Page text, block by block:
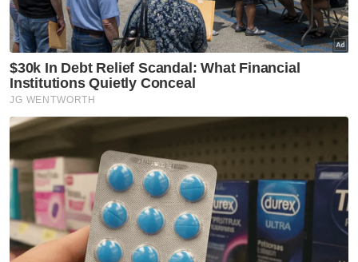
"Selama 40 tahun Pahang tidak melakukan
penyelarasan tarif air dan sudah tiba
masanya kerajaan negeri memulakan
langkah bagi memastikan keterjaminan,
meningkatkan kecekapan operasi serta
kualiti perkhidmatan bekalan air di masa
hadapan," jelasnya.
Muat turun aplikasi Sinar Harian.
Klik di sini!